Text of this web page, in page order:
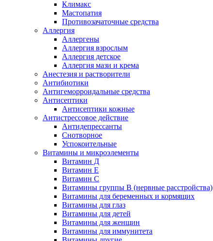
Климакс
Мастопатия
Противозачаточные средства
Аллергия
Аллергены
Аллергия взрослым
Аллергия детское
Аллергия мази и крема
Анестезия и растворители
Антибиотики
Антигеморроидальные средства
Антисептики
Антисептики кожные
Антистрессовое действие
Антидепрессанты
Снотворное
Успокоительные
Витамины и микроэлементы
Витамин Д
Витамин Е
Витамин С
Витамины группы В (нервные расстройства)
Витамины для беременных и кормящих
Витамины для глаз
Витамины для детей
Витамины для женщин
Витамины для иммунитета